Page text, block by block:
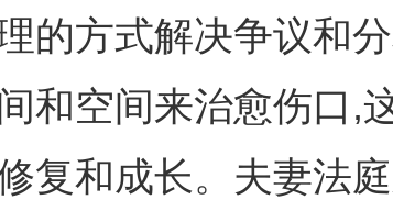
的方式解决争议和
和空间来治愈伤口,
复和成长。夫妻法